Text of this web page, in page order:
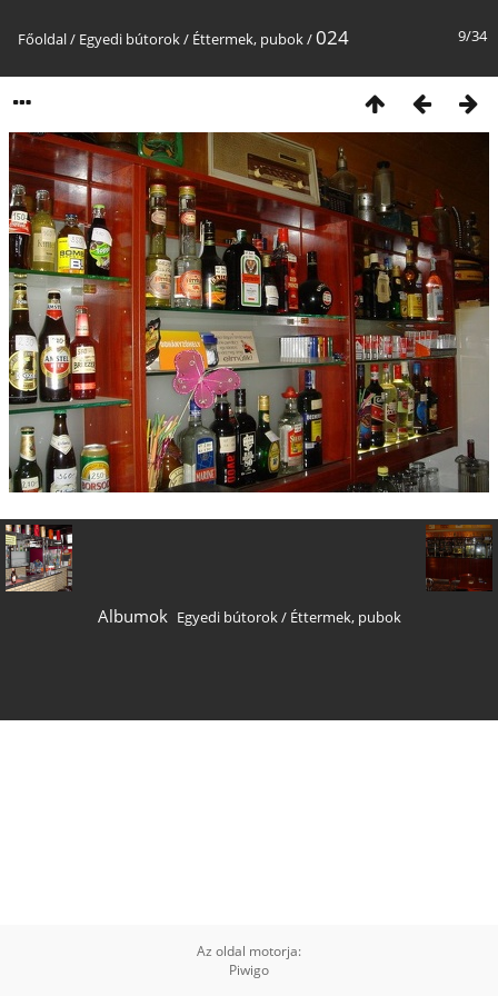
9/34
Főoldal/ Egyedi bútorok/ Éttermek, pubok/024
Albumok Egyedi bútorok/ Éttermek, pubok
Az oldal motorja:
Piwigo